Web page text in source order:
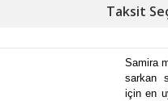
Taksit
Samira
sarkan
için en